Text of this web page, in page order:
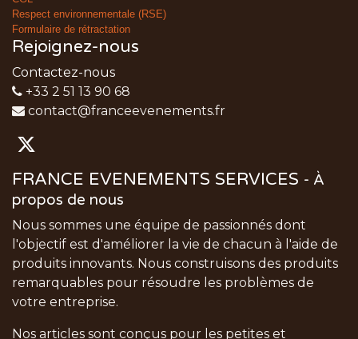
Respect environnementale (RSE)
Formulaire de rétractation
Rejoignez-nous
Contactez-nous
+33 2 51 13 90 68
contact@franceevenements.fr
FRANCE EVENEMENTS SERVICES - À
propos de nous
Nous sommes une équipe de passionnés dont
l'objectif est d'améliorer la vie de chacun à l'aide de
produits innovants. Nous construisons des produits
remarquables pour résoudre les problèmes de
votre entreprise.
Nos articles sont conçus pour les petites et